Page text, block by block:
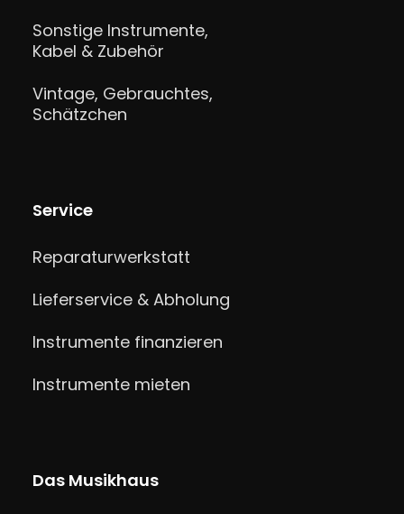
Sonstige Instrumente,
Kabel & Zubehör
Vintage, Gebrauchtes,
Schätzchen
Service
Reparaturwerkstatt
Lieferservice & Abholung
Instrumente finanzieren
Instrumente mieten
Das Musikhaus